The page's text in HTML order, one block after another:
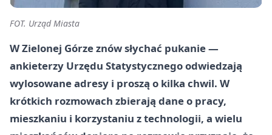
FOT. Urząd Miasta
W Zielonej Górze znów słychać pukanie —
ankieterzy Urzędu Statystycznego odwiedzają
wylosowane adresy i proszą o kilka chwil. W
krótkich rozmowach zbierają dane o pracy,
mieszkaniu i korzystaniu z technologii, a wielu